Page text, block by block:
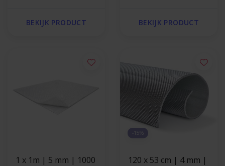
BEKIJK PRODUCT BEKIJK PRODUCT
1 x 1m | 5 mm | 1000
-15%
120 x 53 cm | 4 mm |